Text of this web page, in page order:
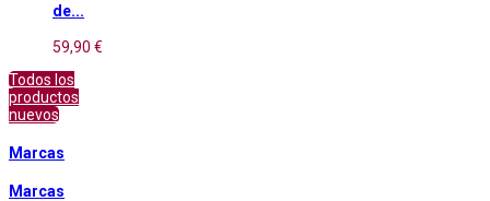
de...
59,90 €
Todos los
productos
nuevos
Marcas
Marcas